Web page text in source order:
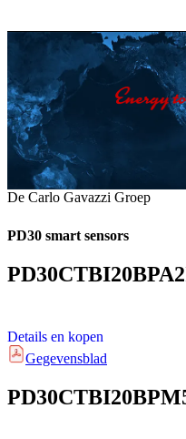
De Carlo Gavazzi Groep
PD30 smart sensors
Details en kopen
Gegevensblad